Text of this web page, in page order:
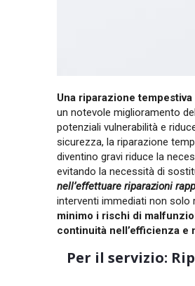
Una riparazione
un notevole miglioramento
potenziali vulnerabilità e
sicurezza, la riparazione
diventino gravi riduce la
evitando la necessità di
nell’effettuare riparazioni
interventi immediati non solo
minimo i rischi di
continuità nell’efficienza
Per il servizio: